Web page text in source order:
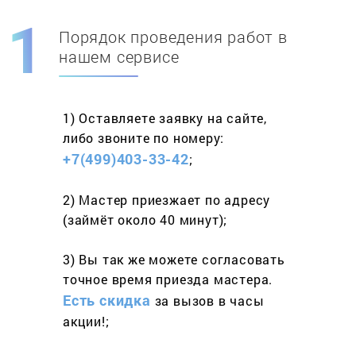
Скидка при первомзаказе на адрес
составит 15%
Работаем более 10 лет
весь спектр услуг
Порядок проведения работ в
нашем сервисе
1) Оставляете заявку на сайте,
либо звоните по номеру:
+7(499)403-33-42;
2) Мастер приезжает по адресу
(займёт около 40 минут);
3) Вы так же можете согласовать
точное время приезда мастера.
Есть скидка за вызов в часы
акции!;